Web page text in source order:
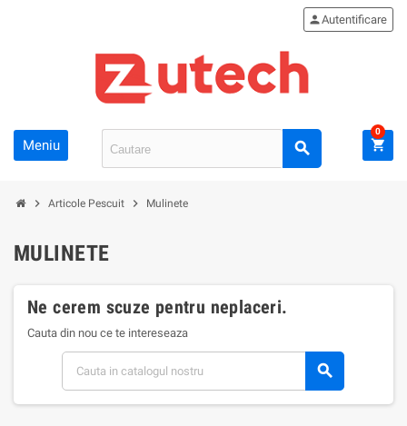
Meniu search
personAutentificare
shopping_cart
0
chevron_right Articole Pescuit chevron_right Mulinete
MULINETE
Ne cerem scuze pentru neplaceri.
Cauta din nou ce te intereseaza
search